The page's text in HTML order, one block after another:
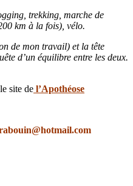
trekking, marche de
km à la fois), vélo.
de mon travail) et la tête
d’un équilibre entre les deux.
site de l’Apothéose